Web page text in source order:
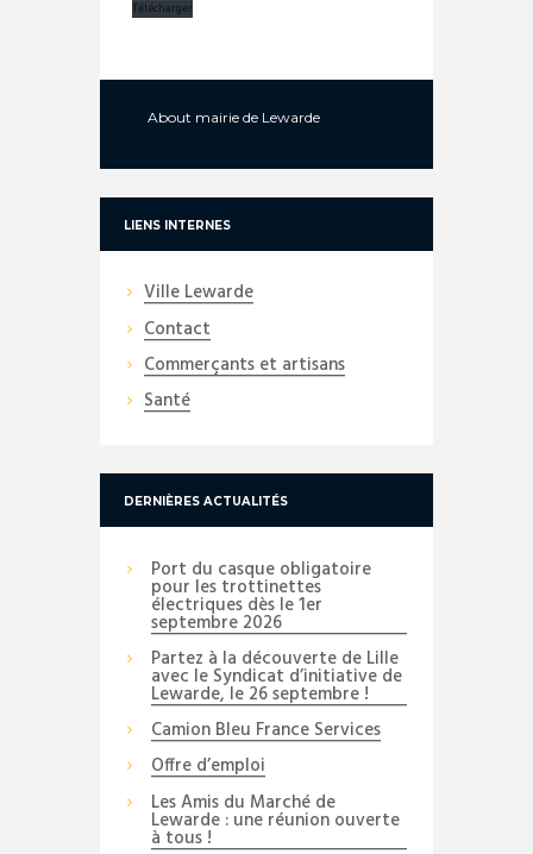
Télécharger
About mairie de Lewarde
LIENS INTERNES
Ville Lewarde
Contact
Commerçants et artisans
Santé
DERNIÈRES ACTUALITÉS
Port du casque obligatoire
pour les trottinettes
électriques dès le 1er
septembre 2026
Partez à la découverte de Lille
avec le Syndicat d’initiative de
Lewarde, le 26 septembre !
Camion Bleu France Services
Offre d’emploi
Les Amis du Marché de
Lewarde : une réunion ouverte
à tous !